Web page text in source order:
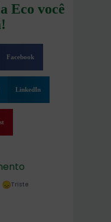
Eco você
Facebook
LinkedIn
Triste